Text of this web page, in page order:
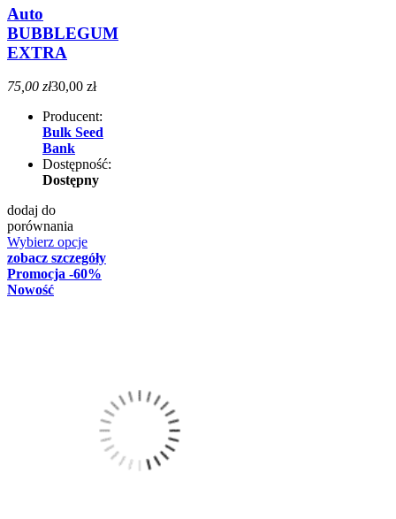
Auto
BUBBLEGUM
EXTRA
75,00 zł30,00 zł
Producent:
Bulk Seed
Bank
Dostępność:
Dostępny
dodaj do
porównania
Wybierz opcje
zobacz szczegóły
Promocja -60%
Nowość